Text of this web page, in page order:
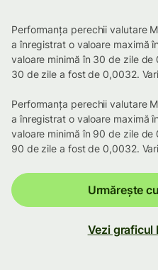
Performanța perechii valutare
a înregistrat o valoare maximă
valoare minimă în 30 de zile
30 de zile a fost de 0,0032.
Performanța perechii valutare
a înregistrat o valoare maximă
valoare minimă în 90 de zile
90 de zile a fost de 0,0032.
Urmărește
Vezi graficul